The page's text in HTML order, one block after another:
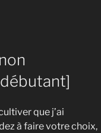
que j’ai
à faire votre choix,